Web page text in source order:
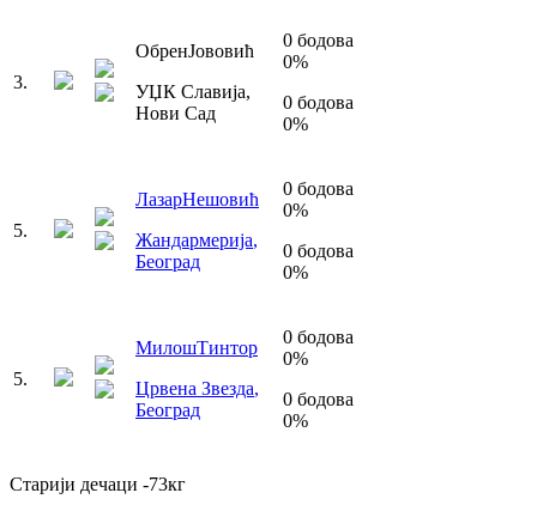
3.
ОбренЈововић
УЏК Славија,
Нови Сад
0 бодова
0%
0 бодова
0%
5.
ЛазарНешовић
Жандармерија,
Београд
0 бодова
0%
0 бодова
0%
5.
МилошТинтор
Црвена Звезда,
Београд
0 бодова
0%
0 бодова
0%
Старији дечаци -73кг